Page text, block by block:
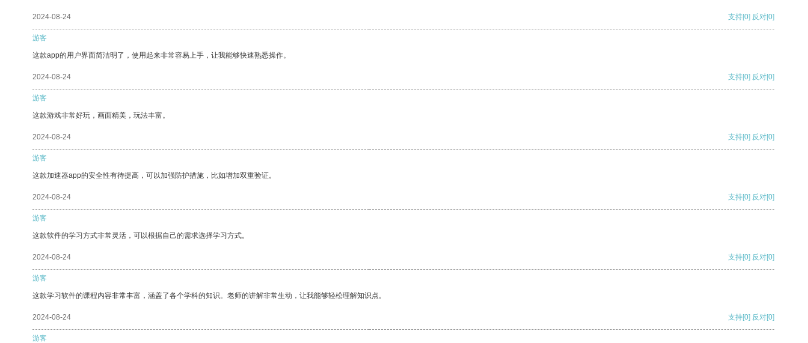
2024-08-24 支持[0] 反对[0]
游客
这款app的用户界面简洁明了，使用起来非常容易上手，让我能够快速熟悉操作。
2024-08-24 支持[0] 反对[0]
游客
这款游戏非常好玩，画面精美，玩法丰富。
2024-08-24 支持[0] 反对[0]
游客
这款加速器app的安全性有待提高，可以加强防护措施，比如增加双重验证。
2024-08-24 支持[0] 反对[0]
游客
这款软件的学习方式非常灵活，可以根据自己的需求选择学习方式。
2024-08-24 支持[0] 反对[0]
游客
这款学习软件的课程内容非常丰富，涵盖了各个学科的知识。老师的讲解非常生动，让我能够轻松理解知识点。
2024-08-24 支持[0] 反对[0]
游客